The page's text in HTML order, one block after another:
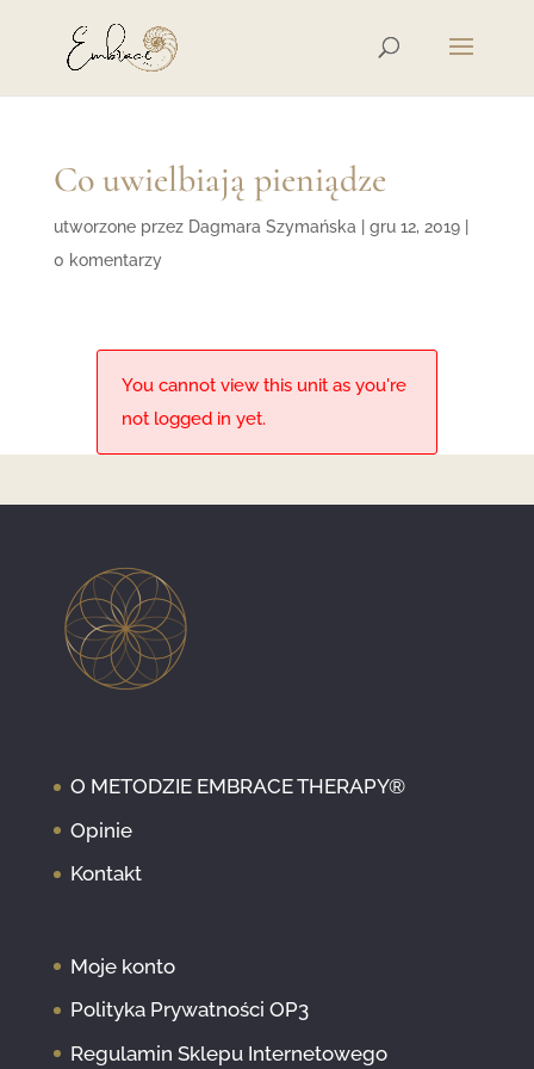
Co uwielbiają pieniądze
utworzone przez Dagmara Szymańska gru 12, 2019|
0 komentarzy
You cannot view this unit as you're
not logged in yet.
O METODZIE EMBRACE THERAPY®
Opinie
Kontakt
Moje konto
Polityka Prywatności OP3
Regulamin Sklepu Internetowego